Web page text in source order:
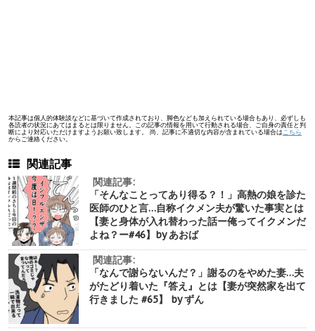
本記事は個人的体験談などに基づいて作成されており、脚色なども加えられている場合もあり、必ずしも
各読者の状況にあてはまるとは限りません。この記事の情報を用いて行動される場合、ご自身の責任と判
断により対応いただけますようお願い致します。 尚、記事に不適切な内容が含まれている場合は こちら
からご連絡ください。
関連記事
関連記事:
「そんなことってあり得る？！」高熱の娘を診た
医師のひと言…自称イクメン夫が驚いた事実とは
【妻と身体が入れ替わった話ー俺ってイクメンだ
よね？ー#46】by あおば
関連記事:
「なんで謝らないんだ？」謝るのをやめた妻…夫
がたどり着いた『答え』とは【妻が突然家を出て
行きました #65】 by ずん